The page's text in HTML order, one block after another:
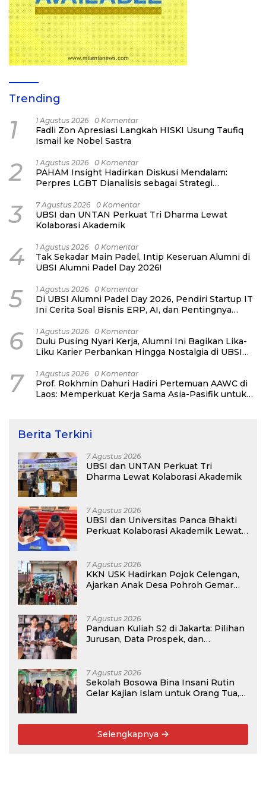
Trending
1 1 Agustus 2026 0 Komentar
Fadli Zon Apresiasi Langkah HISKI Usung Taufiq
Ismail ke Nobel Sastra
2 1 Agustus 2026 0 Komentar
PAHAM Insight Hadirkan Diskusi Mendalam:
Perpres LGBT Dianalisis sebagai Strategi
3 7 Agustus 2026 0 Komentar
UBSI dan UNTAN Perkuat Tri Dharma Lewat
Kolaborasi Akademik
4 1 Agustus 2026 0 Komentar
Tak Sekadar Main Padel, Intip Keseruan Alumni di
UBSI Alumni Padel Day 2026!
5 1 Agustus 2026 0 Komentar
Di UBSI Alumni Padel Day 2026, Pendiri Startup IT
Ini Cerita Soal Bisnis ERP, AI, dan Pentingnya
6 1 Agustus 2026 0 Komentar
Dulu Pusing Nyari Kerja, Alumni Ini Bagikan Lika-
Liku Karier Perbankan Hingga Nostalgia di UBSI
7 1 Agustus 2026 0 Komentar
Prof. Rokhmin Dahuri Hadiri Pertemuan AAWC di
Laos: Memperkuat Kerja Sama Asia-Pasifik untuk
Berita Terkini
7 Agustus 2026
UBSI dan UNTAN Perkuat Tri
Dharma Lewat Kolaborasi Akademik
7 Agustus 2026
UBSI dan Universitas Panca Bhakti
Perkuat Kolaborasi Akademik Lewat
7 Agustus 2026
KKN USK Hadirkan Pojok Celengan,
Ajarkan Anak Desa Pohroh Gemar
7 Agustus 2026
Panduan Kuliah S2 di Jakarta: Pilihan
Jurusan, Data Prospek, dan
7 Agustus 2026
Sekolah Bosowa Bina Insani Rutin
Gelar Kajian Islam untuk Orang Tua,
Selengkapnya